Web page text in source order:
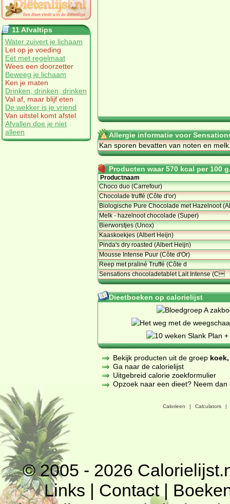
11 Afvaltips
Water zuivert je lichaam
Let op je voeding
Eet met regelmaat
Wees een doorzetter
Beweeg je lichaam
Ken je maten
Drinken, drinken, drinken
Val af, maar blijf eten
De wekker is je vriend
Van uitstel komt afstel
Afvallen doe je niet
alleen
Allergie informatie voor
Kan sporen bevatten van noten en
Producten waar 570 kcal per 100
Productnaam
Choco duo (Carrefour)
Chocolade truffé (Côte d'or)
Biologische Pure Chocolade met Hazelnoot
Melk - hazelnoot chocolade (Super)
Bierworstjes (Unox)
Kaaskoekjes (Albert Heijn)
Pinda's dry roasted (Albert Heijn)
Mousse Intense Puur (Côte d'Or)
Reep met praliné Truffé (Côte d
Sensations chocoladetablet Lait Intense (C
Dieetboeken op calorielijst
Bekijk producten uit de groep
Ga naar de calorielijst
Uitgebreid calorie zoekformulier
Opzoek naar een dieet? Neem
Calorieen | Calculators |
© 2005 - 2026
Links | Contact|